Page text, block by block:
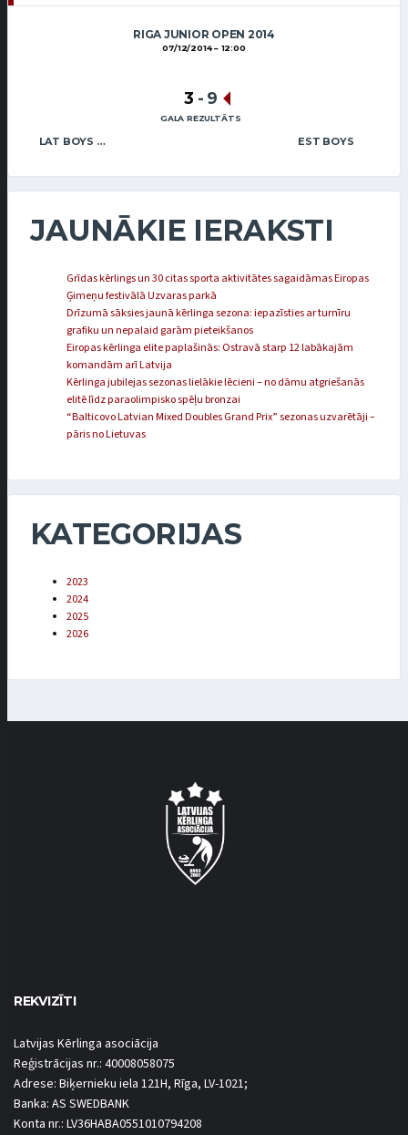
RIGA JUNIOR OPEN 2014
07/12/2014 12:00
LAT BOYS VENTSPILS EST BOYS
3 - 9
GALA REZULTĀTS
JAUNĀKIE IERAKSTI
Grīdas kērlings un 30 citas sporta aktivitātes sagaidāmas Eiropas
Ģimeņu festivālā Uzvaras parkā
Drīzumā sāksies jaunā kērlinga sezona: iepazīsties ar turnīru
grafiku un nepalaid garām pieteikšanos
Eiropas kērlinga elite paplašinās: Ostravā starp 12 labākajām
komandām arī Latvija
Kērlinga jubilejas sezonas lielākie lēcieni – no dāmu atgriešanās
elitē līdz paraolimpisko spēļu bronzai
“Balticovo Latvian Mixed Doubles Grand Prix” sezonas uzvarētāji –
pāris no Lietuvas
KATEGORIJAS
2023
2024
2025
2026
REKVIZĪTI
Latvijas Kērlinga asociācija
Reģistrācijas nr.: 40008058075
Adrese: Biķernieku iela 121H, Rīga, LV-1021;
Banka: AS SWEDBANK
Konta nr.: LV36HABA0551010794208